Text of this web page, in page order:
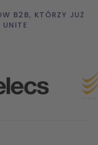
B2B, KTÓRZY JUŻ
UNITE